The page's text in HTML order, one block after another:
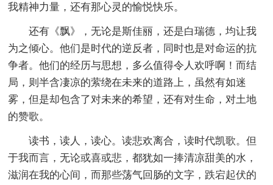
我精神力量，还有那心灵的愉悦快乐。
还有《飘》，无论是斯佳丽，还是白瑞德，均让我
为之倾心。他们是时代的逆反者，同时也是对命运的抗
争者。他们的经历与思想，多么值得令人欢呼啊！而结
局，则半含凄凉的萦绕在未来的道路上，虽然有如迷
雾，但是却包含了对未来的希望，还有对生命，对土地
的赞歌。
读书，读人，读心。读悲欢离合，读时代凯歌。但
于我而言，无论或喜或悲，都犹如一捧清凉甜美的水，
滋润在我的心间，而那些荡气回肠的文字，跌宕起伏的